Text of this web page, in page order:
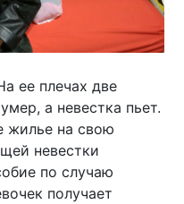
ее плечах две
а невестка пьет.
жилье на свою
невестки
по случаю
получает